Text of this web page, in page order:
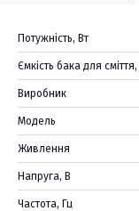
Потужність, Вт
Ємкість бака для сміття,
Виробник
Модель
Живлення
Напруга, В
Частота, Гц